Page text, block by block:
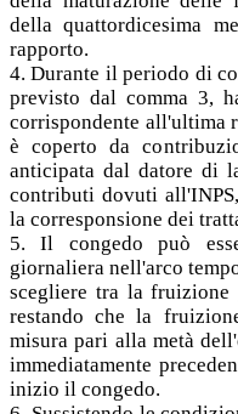
della quattordicesima
rapporto.
4. Durante il periodo di
previsto dal comma 3,
corrispondente all'ultima
è coperto da
anticipata dal datore di
contributi dovuti
la corresponsione dei
5. Il congedo può
giornaliera nell'arco
scegliere tra la fruizione
restando che la
misura pari alla metà
immediatamente
inizio il congedo.